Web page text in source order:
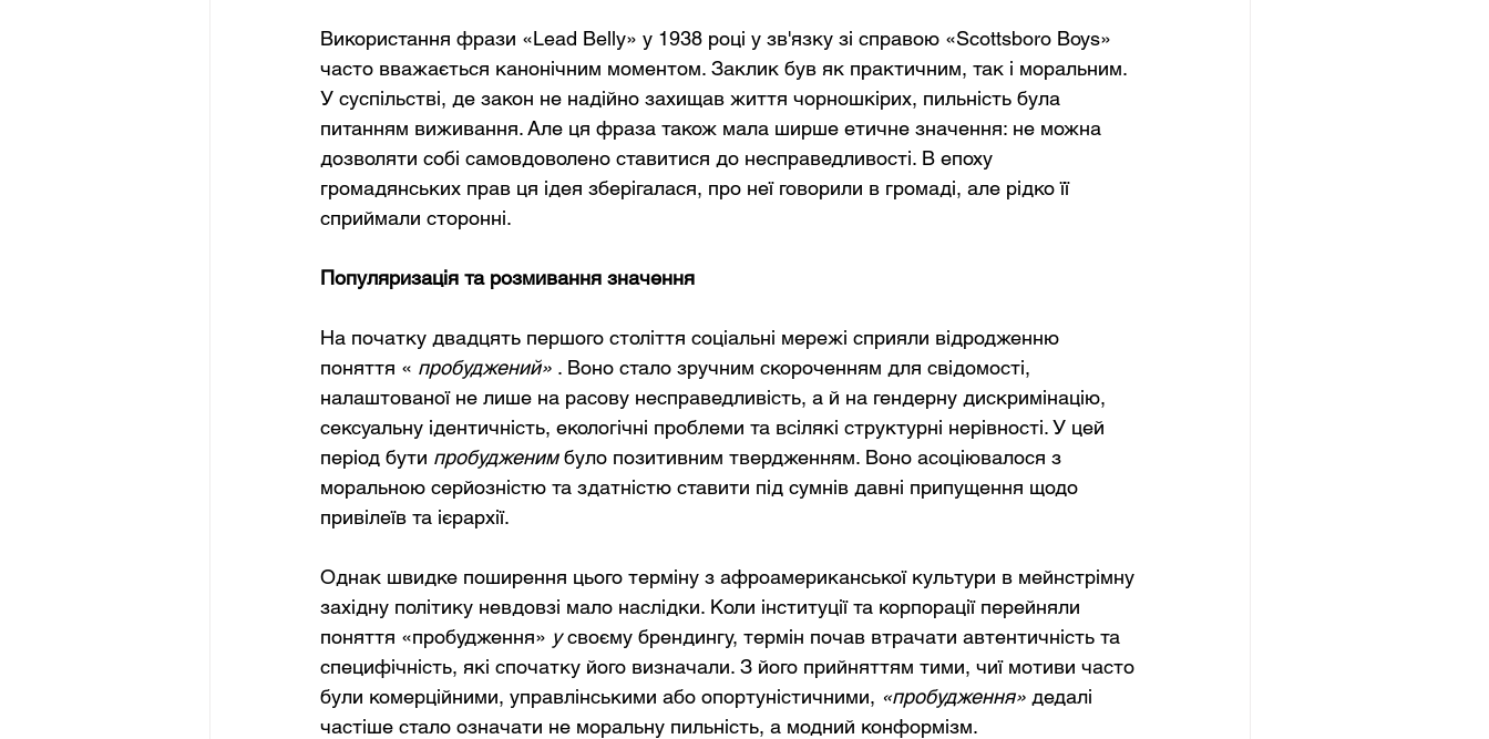
Використання фрази «Lead Belly» у 1938 році у зв'язку зі справою «Scottsboro Boys»
часто вважається канонічним моментом. Заклик був як практичним, так і моральним.
У суспільстві, де закон не надійно захищав життя чорношкірих, пильність була
питанням виживання. Але ця фраза також мала ширше етичне значення: не можна
дозволяти собі самовдоволено ставитися до несправедливості. В епоху
громадянських прав ця ідея зберігалася, про неї говорили в громаді, але рідко її
сприймали сторонні.
Популяризація та розмивання значення
На початку двадцять першого століття соціальні мережі сприяли відродженню
поняття « пробуджений» . Воно стало зручним скороченням для свідомості,
налаштованої не лише на расову несправедливість, а й на гендерну дискримінацію,
сексуальну ідентичність, екологічні проблеми та всілякі структурні нерівності. У цей
період бути пробудженим було позитивним твердженням. Воно асоціювалося з
моральною серйозністю та здатністю ставити під сумнів давні припущення щодо
привілеїв та ієрархії.
Однак швидке поширення цього терміну з афроамериканської культури в мейнстрімну
західну політику невдовзі мало наслідки. Коли інституції та корпорації перейняли
поняття «пробудження» у своєму брендингу, термін почав втрачати автентичність та
специфічність, які спочатку його визначали. З його прийняттям тими, чиї мотиви часто
були комерційними, управлінськими або опортуністичними, «пробудження» дедалі
частіше стало означати не моральну пильність, а модний конформізм.